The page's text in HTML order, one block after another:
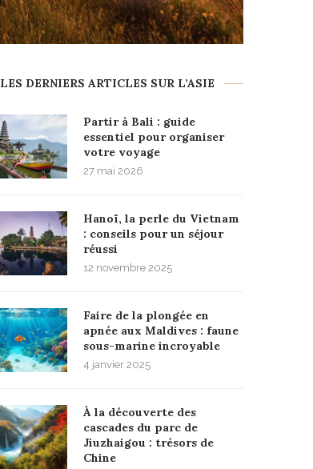
LES DERNIERS ARTICLES SUR L’ASIE
Partir à Bali : guide
essentiel pour organiser
votre voyage
27 mai 2026
Hanoï, la perle du Vietnam
: conseils pour un séjour
réussi
12 novembre 2025
Faire de la plongée en
apnée aux Maldives : faune
sous-marine incroyable
4 janvier 2025
À la découverte des
cascades du parc de
Jiuzhaigou : trésors de
Chine